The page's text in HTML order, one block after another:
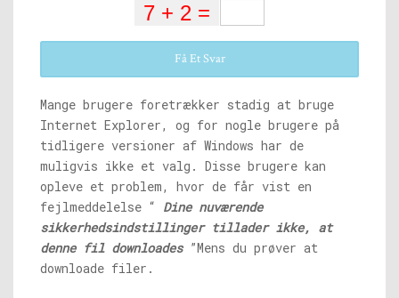
Få Et Svar
Mange brugere foretrækker stadig at bruge
Internet Explorer, og for nogle brugere på
tidligere versioner af Windows har de
muligvis ikke et valg. Disse brugere kan
opleve et problem, hvor de får vist en
fejlmeddelelse “ Dine nuværende
sikkerhedsindstillinger tillader ikke, at
denne fil downloades ”Mens du prøver at
downloade filer.